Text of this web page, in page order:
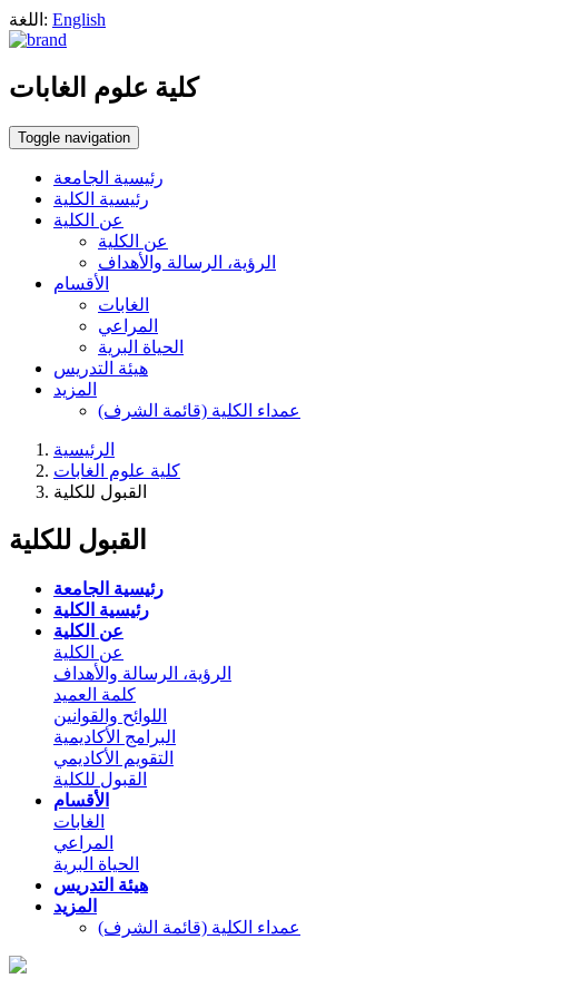
اللغة: English
كلية علوم الغابات
Toggle navigation
رئيسية الجامعة
رئيسية الكلية
عن الكلية
عن الكلية
الرؤية، الرسالة والأهداف
الأقسام
الغابات
المراعي
الحياة البرية
هيئة التدريس
المزيد
عمداء الكلية (قائمة الشرف)
الرئيسية
كلية علوم الغابات
القبول للكلية
القبول للكلية
رئيسية الجامعة
رئيسية الكلية
عن الكلية
عن الكلية
الرؤية، الرسالة والأهداف
كلمة العميد
اللوائح والقوانين
البرامج الأكاديمية
التقويم الأكاديمي
القبول للكلية
الأقسام
الغابات
المراعي
الحياة البرية
هيئة التدريس
المزيد
عمداء الكلية (قائمة الشرف)